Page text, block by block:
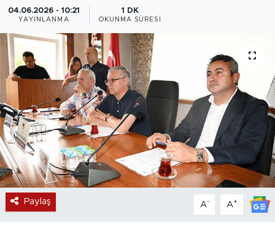
04.06.2026 - 10:21
YAYINLANMA
1 DK
OKUNMA SÜRESI
Paylaş A- A+
Özel Haber
Politika
Resmi İlanlar
Sağlık
Spor
Turizm